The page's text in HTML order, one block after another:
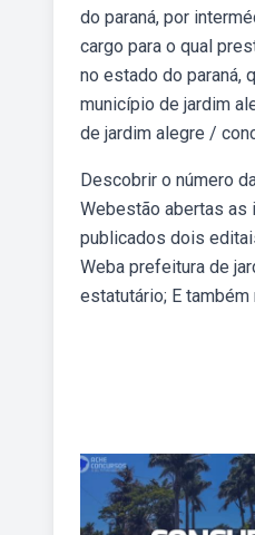
do paraná, por
cargo para o qual
no estado do paraná,
município de jardim
de jardim alegre /
Descobrir o número
Webestão abertas as
publicados dois
Weba prefeitura de
estatutário; E